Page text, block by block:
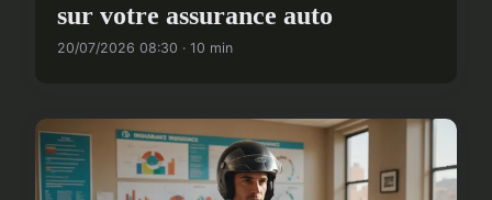
sur votre assurance auto
20/07/2026 08:30 · 10 min